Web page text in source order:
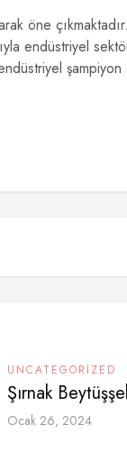
öne
endüstriyel
şampiyon
UNCATEGORIZED
Şırnak
Ocak 26, 2024